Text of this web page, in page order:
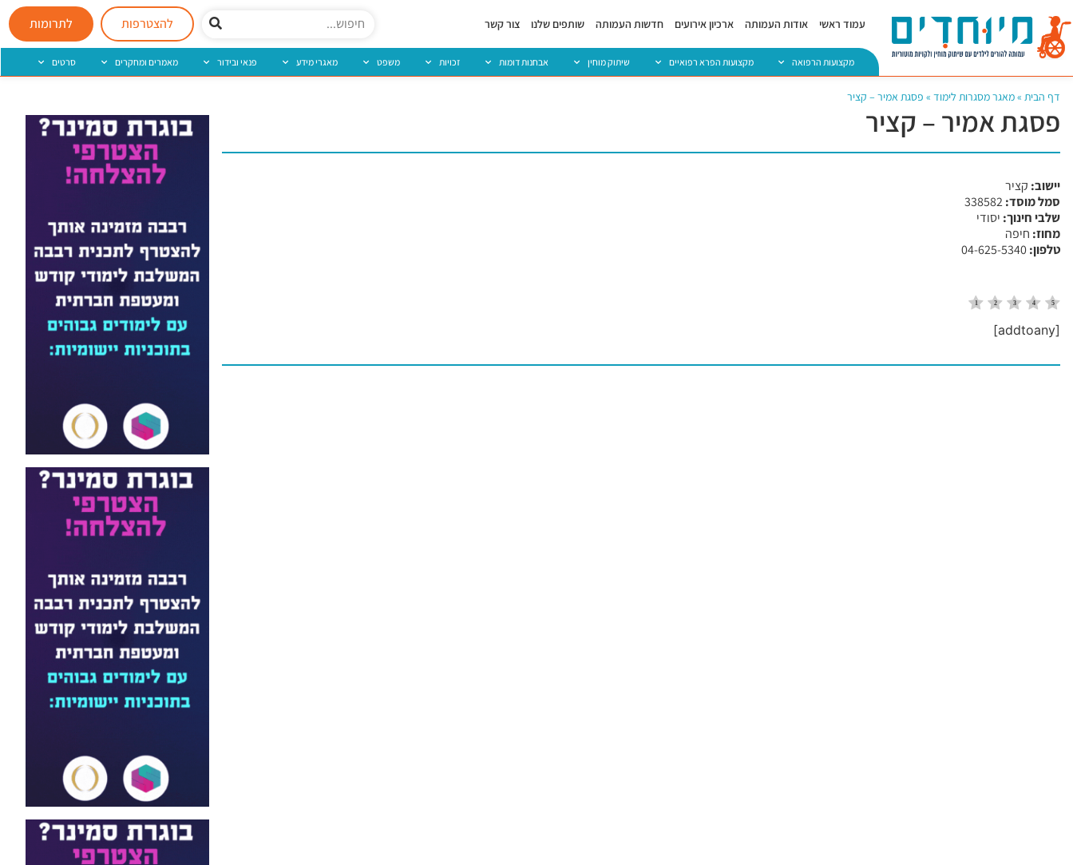
עמוד ראשי אודות העמותה ארכיון אירועים חדשות העמותה שותפים שלנו צור קשר להצטרפות לתרומות
מקצועות הרפואה מקצועות הפרא רפואיים שיתוק מוחין אבחנות דומות זכויות משפט מאגרי מידע פנאי ובידור מאמרים ומחקרים סרטים
דף הבית »מאגר מסגרות לימוד » פסגת אמיר – קציר
פסגת אמיר – קציר
יישוב: קציר
סמל מוסד:
שלבי חינוך: יסודי
מחוז: חיפה
טלפון:
[addtoany]